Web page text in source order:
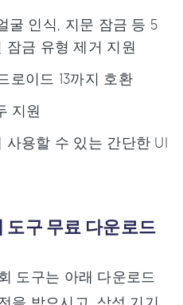
굴 인식, 지문 잠금 등 5
잠금 유형 제거 지원
로이드 13까지 호환
지원
사용할 수 있는 간단한 UI
도구 무료 다운로드
도구는 아래 다운로드